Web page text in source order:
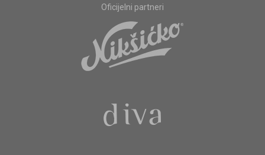
Oficijelni partneri